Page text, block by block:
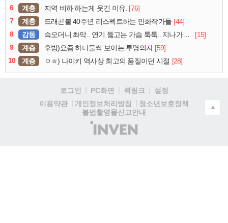
6
계층 지역 비하 하는게 웃긴 이유. [76]
7
계층 드래곤볼 40주년 리스펙트하는 만화작가들 [44]
8
감동 슥오더니 촤악.. 연기 뚫고는 가슴 툭툭.. 지나가던 아재의 정체
[15]
9
계층 후방)요즘 하나둘씩 보이는 투명의자 [59]
10
계층 ㅇㅎ) 나이키 역사상 최고의 품질이던 시절 [28]
로그인 PC화면 퀵링크
설정
이용약관
개인정보처리방침
청소년보호정책
불법촬영물신고안내
(주)
인
▲